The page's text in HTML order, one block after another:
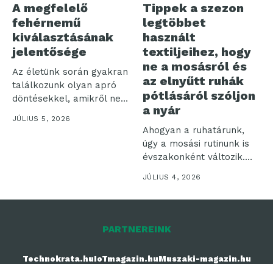
A megfelelő
fehérnemű
kiválasztásának
jelentősége
Az életünk során gyakran
találkozunk olyan apró
döntésekkel, amikről nem
is gondolnánk,...
JÚLIUS 5, 2026
Tippek a szezon
legtöbbet
használt
textiljeihez, hogy
ne a mosásról és
az elnyűtt ruhák
pótlásáról szóljon
a nyár
Ahogyan a ruhatárunk,
úgy a mosási rutinunk is
évszakonként változik.
Nyáron olyan...
JÚLIUS 4, 2026
PARTNEREINK
Technokrata.huIoTmagazin.huMuszaki-magazin.hu